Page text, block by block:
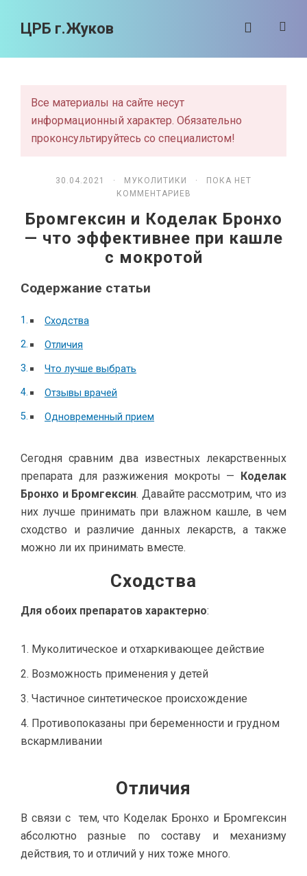
ЦРБ г.Жуков
Все материалы на сайте несут
информационный характер. Обязательно
проконсультируйтесь со специалистом!
30.04.2021 · МУКОЛИТИКИ
· ПОКА НЕТ
КОММЕНТАРИЕВ
Бромгексин и Коделак Бронхо
— что эффективнее при кашле
с мокротой
Содержание статьи
Сходства
Отличия
Что лучше выбрать
Отзывы врачей
Одновременный прием
Сегодня сравним два известных лекарственных
препарата для разжижения мокроты — Коделак
Бронхо и Бромгексин. Давайте рассмотрим, что из
них лучше принимать при влажном кашле, в чем
сходство и различие данных лекарств, а также
можно ли их принимать вместе.
Сходства
Для обоих препаратов характерно:
Муколитическое и отхаркивающее действие
Возможность применения у детей
Частичное синтетическое происхождение
Противопоказаны при беременности и грудном
вскармливании
Отличия
В связи с тем, что Коделак Бронхо и Бромгексин
абсолютно разные по составу и механизму
действия, то и отличий у них тоже много.